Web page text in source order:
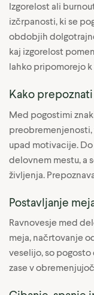
Izgorelost ali
izčrpanosti, ki se
obdobjih
kaj izgorelost
lahko pripomorejo k
Kako
Med pogostimi
preobremenjenosti,
upad motivacije.
delovnem mestu, a
življenja.
Postavljanje
Ravnovesje med
meja, načrtovanje
veselijo, so
zase v